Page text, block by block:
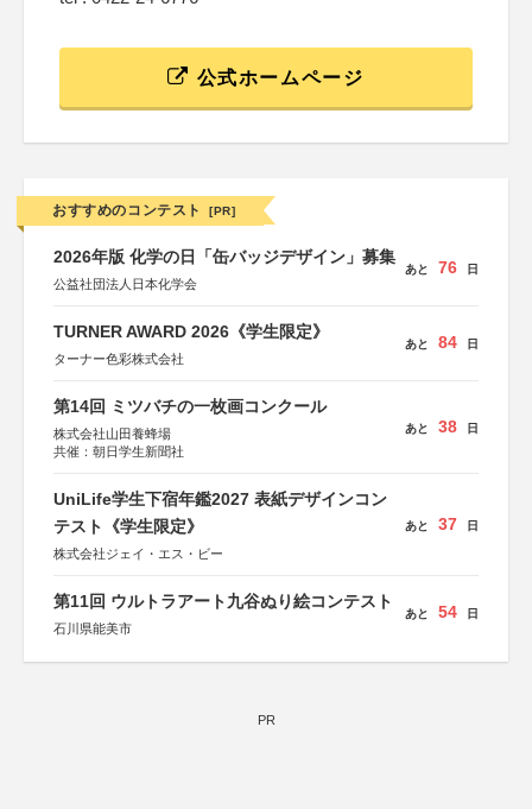
公式ホームページ
おすすめのコンテスト [PR]
2026年版 化学の日「缶バッジデザイン」募集
公益社団法人日本化学会
あと 76 日
TURNER AWARD 2026《学生限定》
ターナー色彩株式会社
あと 84 日
第14回 ミツバチの一枚画コンクール
株式会社山田養蜂場
共催：朝日学生新聞社
あと 38 日
UniLife学生下宿年鑑2027 表紙デザインコン
テスト《学生限定》
株式会社ジェイ・エス・ビー
あと 37 日
第11回 ウルトラアート九谷ぬり絵コンテスト
石川県能美市
あと 54 日
PR